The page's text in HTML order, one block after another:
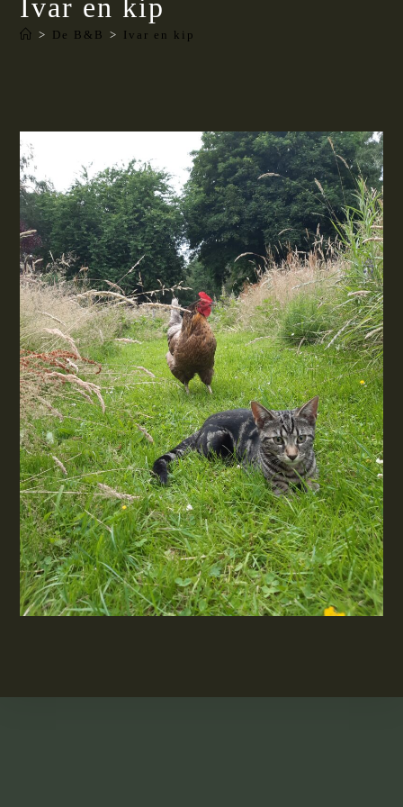
Ivar en kip
> De B&B > Ivar en kip